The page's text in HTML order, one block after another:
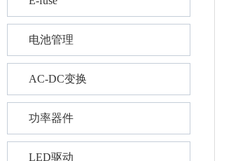
电池管理
AC-DC变换
功率器件
LED驱动